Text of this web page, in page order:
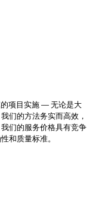
项目实施 — 无论是大
们的方法务实而高效，
们的服务价格具有竞争
和质量标准。